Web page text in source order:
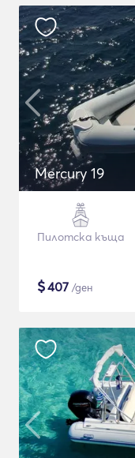
Mercury 19
Пилотска къща
$407 /ден